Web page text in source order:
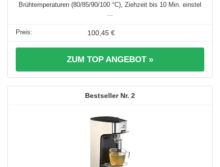
Brühtemperaturen (80/85/90/100 °C), Ziehzeit bis 10 Min. einstel
100,45 €
ZUM TOP ANGEBOT »
2